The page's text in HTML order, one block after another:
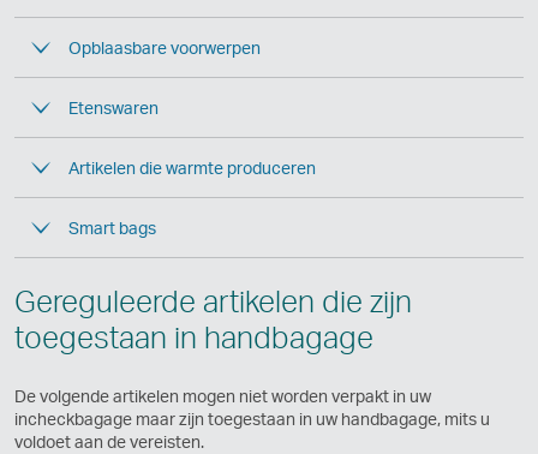
Opblaasbare voorwerpen
Etenswaren
Artikelen die warmte produceren
Smart bags
Gereguleerde artikelen die zijn
toegestaan in handbagage
De volgende artikelen mogen niet worden verpakt in uw
incheckbagage maar zijn toegestaan in uw handbagage, mits u
voldoet aan de vereisten.